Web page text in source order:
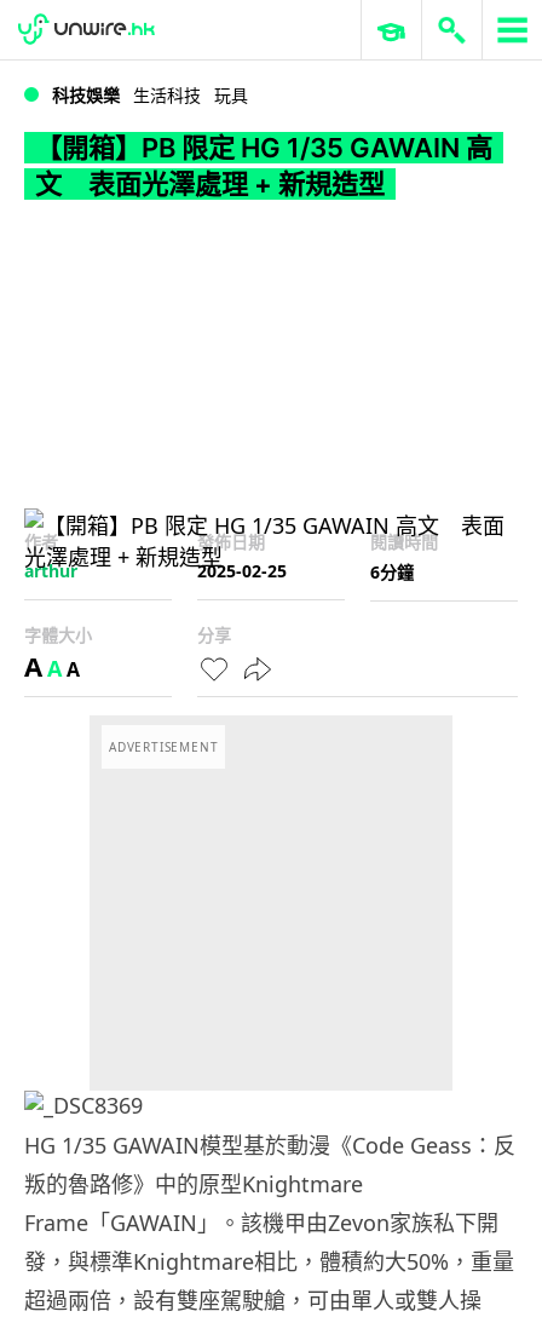
WWDC 2026 ERP 與商業 AI
科技娛樂 生活科技 玩具
【開箱】PB 限定 HG 1/35 GAWAIN 高
文 表面光澤處理 + 新規造型
作者
arthur
發佈日期
2025-02-25
閱讀時間
6分鐘
字體大小
AAA
分享
ADVERTISEMENT
HG 1/35 GAWAIN模型基於動漫《Code Geass：反
叛的魯路修》中的原型Knightmare
Frame「GAWAIN」。該機甲由Zevon家族私下開
發，與標準Knightmare相比，體積約大50%，重量
超過兩倍，設有雙座駕駛艙，可由單人或雙人操